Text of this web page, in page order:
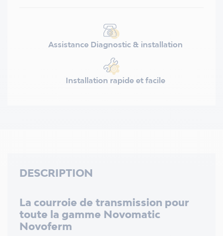
Assistance Diagnostic & installation
Installation rapide et facile
DESCRIPTION
La courroie de transmission pour
toute la gamme Novomatic
Novoferm